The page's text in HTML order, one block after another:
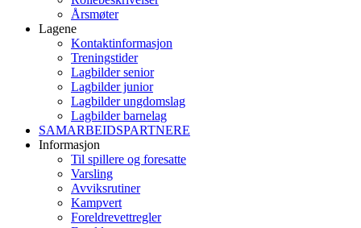
Årsmøter
Lagene
Kontaktinformasjon
Treningstider
Lagbilder senior
Lagbilder junior
Lagbilder ungdomslag
Lagbilder barnelag
SAMARBEIDSPARTNERE
Informasjon
Til spillere og foresatte
Varsling
Avviksrutiner
Kampvert
Foreldrevettregler